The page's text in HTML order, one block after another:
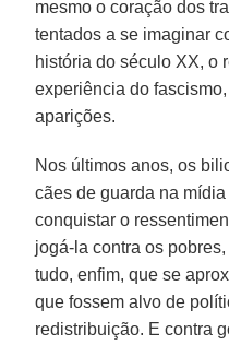
mesmo o coração dos
tentados a se imaginar
história do século XX, o
experiência do
aparições.
Nos últimos anos, os
cães de guarda na
conquistar o
jogá-la contra os
tudo, enfim, que se
que fossem alvo de
redistribuição. E contra